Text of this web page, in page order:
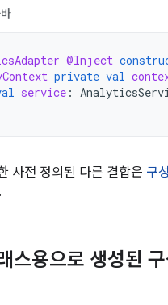
@Inject
private val
service :
사전 정의된 다른 결합은 구
용으로 생성된 구